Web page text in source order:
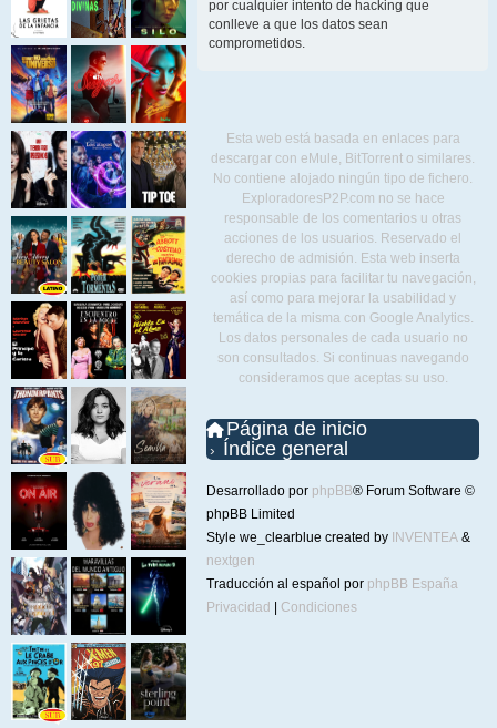
por cualquier intento de hacking que
conlleve a que los datos sean
comprometidos.
Esta web está basada en enlaces para
descargar con eMule, BitTorrent o similares.
No contiene alojado ningún tipo de fichero.
ExploradoresP2P.com no se hace
responsable de los comentarios u otras
acciones de los usuarios. Reservado el
derecho de admisión. Esta web inserta
cookies propias para facilitar tu navegación,
así como para mejorar la usabilidad y
temática de la misma con Google Analytics.
Los datos personales de cada usuario no
son consultados. Si continuas navegando
consideramos que aceptas su uso.
Página de inicio
Índice general
Desarrollado por phpBB® Forum Software ©
phpBB Limited
Style we_clearblue created by INVENTEA &
nextgen
Traducción al español por phpBB España
Privacidad
Condiciones